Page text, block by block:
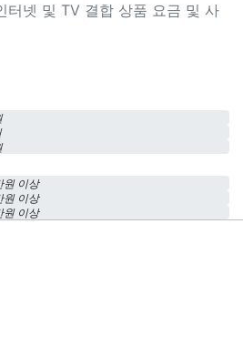
터넷 및 TV 결합 상품 요금 및 사
원 이상
원 이상
원 이상